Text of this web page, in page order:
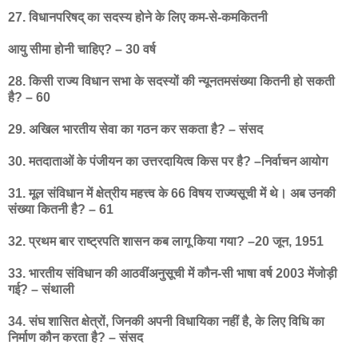
27. विधानपरिषद् का सदस्य होने के लिए कम-से-कमकितनी
आयु सीमा होनी चाहिए? – 30 वर्ष
28. किसी राज्य विधान सभा के सदस्यों की न्यूनतमसंख्या कितनी हो सकती
है? – 60
29. अखिल भारतीय सेवा का गठन कर सकता है? – संसद
30. मतदाताओं के पंजीयन का उत्तरदायित्व किस पर है? –निर्वाचन आयोग
31. मूल संविधान में क्षेत्रीय महत्त्व के 66 विषय राज्यसूची में थे। अब उनकी
संख्या कितनी है? – 61
32. प्रथम बार राष्ट्रपति शासन कब लागू किया गया? –20 जून, 1951
33. भारतीय संविधान की आठवींअनुसूची में कौन-सी भाषा वर्ष 2003 मेंजोड़ी
गई? – संथाली
34. संघ शासित क्षेत्रों, जिनकी अपनी विधायिका नहीं है, के लिए विधि का
निर्माण कौन करता है? – संसद